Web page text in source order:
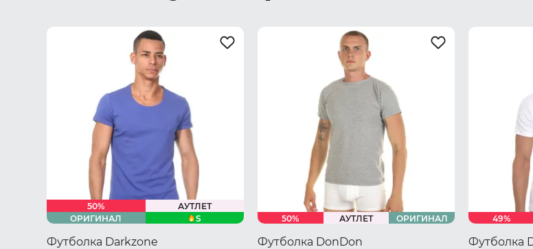
50%
АУТЛЕТ
ОРИГИНАЛ
S
Футболка Darkzone
50% АУТЛЕТ ОРИГИНАЛ
Футболка DonDon
49%
Футболка